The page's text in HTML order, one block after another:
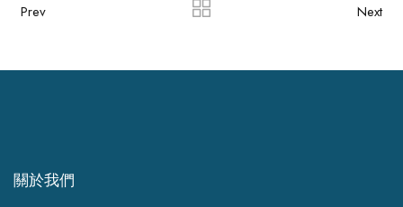
Prev Next
關於我們